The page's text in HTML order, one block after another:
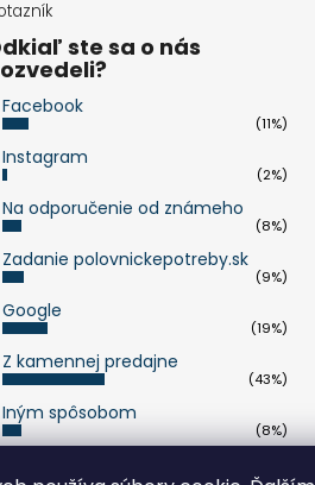
ste sa o nás
Facebook
(11%)
Instagram
(2%)
Na odporučenie od známeho
(8%)
Zadanie polovnickepotreby.sk
(9%)
Google
(19%)
Z kamennej predajne
(43%)
Iným spôsobom
(8%)